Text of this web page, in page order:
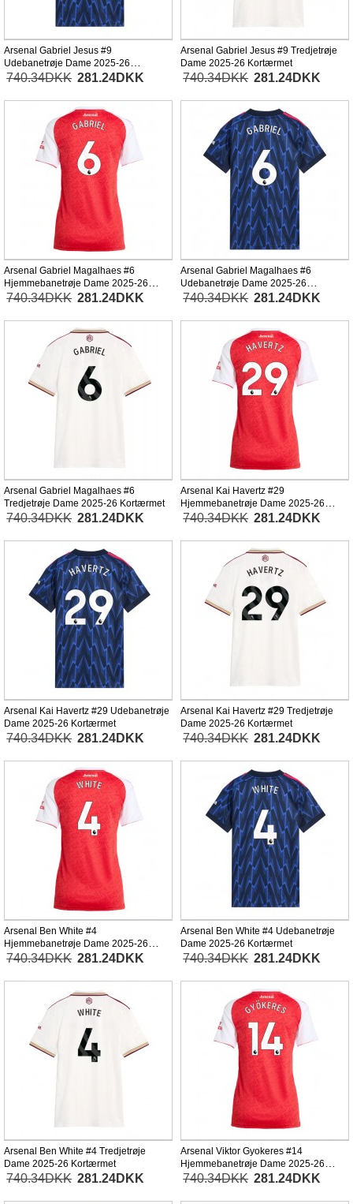
Arsenal Gabriel Jesus #9
Udebanetrøje Dame 2025-26
Kortærmet
740.34DKK 281.24DKK
Arsenal Gabriel Jesus #9 Tredjetrøje
Dame 2025-26 Kortærmet
740.34DKK 281.24DKK
Arsenal Gabriel Magalhaes #6
Hjemmebanetrøje Dame 2025-26
Kortærmet
740.34DKK 281.24DKK
Arsenal Gabriel Magalhaes #6
Udebanetrøje Dame 2025-26
Kortærmet
740.34DKK 281.24DKK
Arsenal Gabriel Magalhaes #6
Tredjetrøje Dame 2025-26 Kortærmet
740.34DKK 281.24DKK
Arsenal Kai Havertz #29
Hjemmebanetrøje Dame 2025-26
Kortærmet
740.34DKK 281.24DKK
Arsenal Kai Havertz #29 Udebanetrøje
Dame 2025-26 Kortærmet
740.34DKK 281.24DKK
Arsenal Kai Havertz #29 Tredjetrøje
Dame 2025-26 Kortærmet
740.34DKK 281.24DKK
Arsenal Ben White #4
Hjemmebanetrøje Dame 2025-26
Kortærmet
740.34DKK 281.24DKK
Arsenal Ben White #4 Udebanetrøje
Dame 2025-26 Kortærmet
740.34DKK 281.24DKK
Arsenal Ben White #4 Tredjetrøje
Dame 2025-26 Kortærmet
740.34DKK 281.24DKK
Arsenal Viktor Gyokeres #14
Hjemmebanetrøje Dame 2025-26
Kortærmet
740.34DKK 281.24DKK